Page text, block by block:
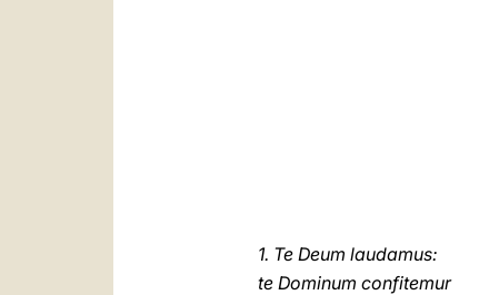
1. Te Deum laudamus:
te Dominum confitemur